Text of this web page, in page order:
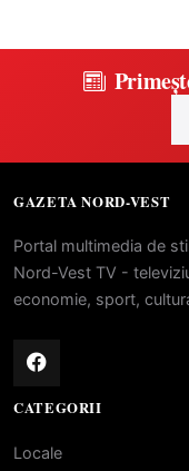
GAZETA NORD-VEST
Portal multimedia de
Nord-Vest TV -
economie, sport,
CATEGORII
Locale